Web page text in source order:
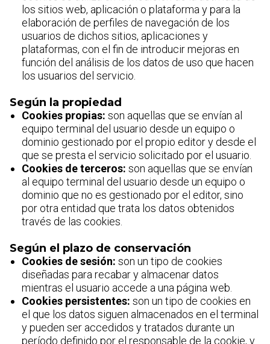
los sitios web, aplicación o plataforma y para la
elaboración de perfiles de navegación de los
usuarios de dichos sitios, aplicaciones y
plataformas, con el fin de introducir mejoras en
función del análisis de los datos de uso que hacen
los usuarios del servicio.
Según la propiedad
Cookies propias: son aquellas que se envían al
equipo terminal del usuario desde un equipo o
dominio gestionado por el propio editor y desde el
que se presta el servicio solicitado por el usuario.
Cookies de terceros: son aquellas que se envían
al equipo terminal del usuario desde un equipo o
dominio que no es gestionado por el editor, sino
por otra entidad que trata los datos obtenidos
través de las cookies.
Según el plazo de conservación
Cookies de sesión: son un tipo de cookies
diseñadas para recabar y almacenar datos
mientras el usuario accede a una página web.
Cookies persistentes: son un tipo de cookies en
el que los datos siguen almacenados en el terminal
y pueden ser accedidos y tratados durante un
período definido por el responsable de la cookie, y